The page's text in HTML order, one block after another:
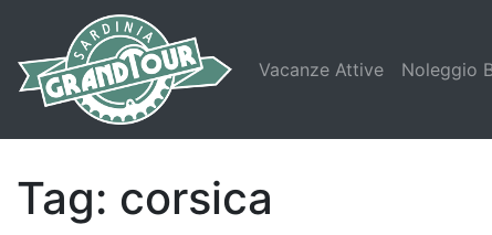
Vacanze Attive Noleggio
Tag: corsica